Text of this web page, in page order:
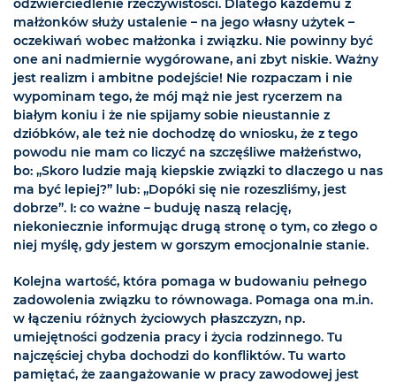
odzwierciedlenie rzeczywistości. Dlatego każdemu z
małżonków służy ustalenie – na jego własny użytek –
oczekiwań wobec małżonka i związku. Nie powinny być
one ani nadmiernie wygórowane, ani zbyt niskie. Ważny
jest realizm i ambitne podejście! Nie rozpaczam i nie
wypominam tego, że mój mąż nie jest rycerzem na
białym koniu i że nie spijamy sobie nieustannie z
dzióbków, ale też nie dochodzę do wniosku, że z tego
powodu nie mam co liczyć na szczęśliwe małżeństwo,
bo: „Skoro ludzie mają kiepskie związki to dlaczego u nas
ma być lepiej?” lub: „Dopóki się nie rozeszliśmy, jest
dobrze”. I: co ważne – buduję naszą relację,
niekoniecznie informując drugą stronę o tym, co złego o
niej myślę, gdy jestem w gorszym emocjonalnie stanie.
Kolejna wartość, która pomaga w budowaniu pełnego
zadowolenia związku to równowaga. Pomaga ona m.in.
w łączeniu różnych życiowych płaszczyzn, np.
umiejętności godzenia pracy i życia rodzinnego. Tu
najczęściej chyba dochodzi do konfliktów. Tu warto
pamiętać, że zaangażowanie w pracy zawodowej jest